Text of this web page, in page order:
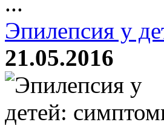
Эпилепсия у
21.05.2016